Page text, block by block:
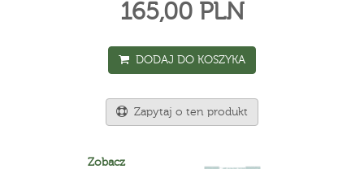
165,00 PLN
DODAJ DO KOSZYKA
Zapytaj o ten produkt
Zobacz